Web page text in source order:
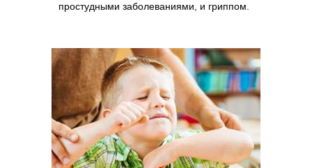
простудными заболеваниями, и гриппом.